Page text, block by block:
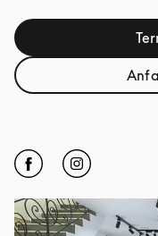
Click to open Facebook
Link Opens in
Click to open
Link